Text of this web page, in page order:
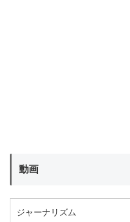
動画
ジャーナリズム